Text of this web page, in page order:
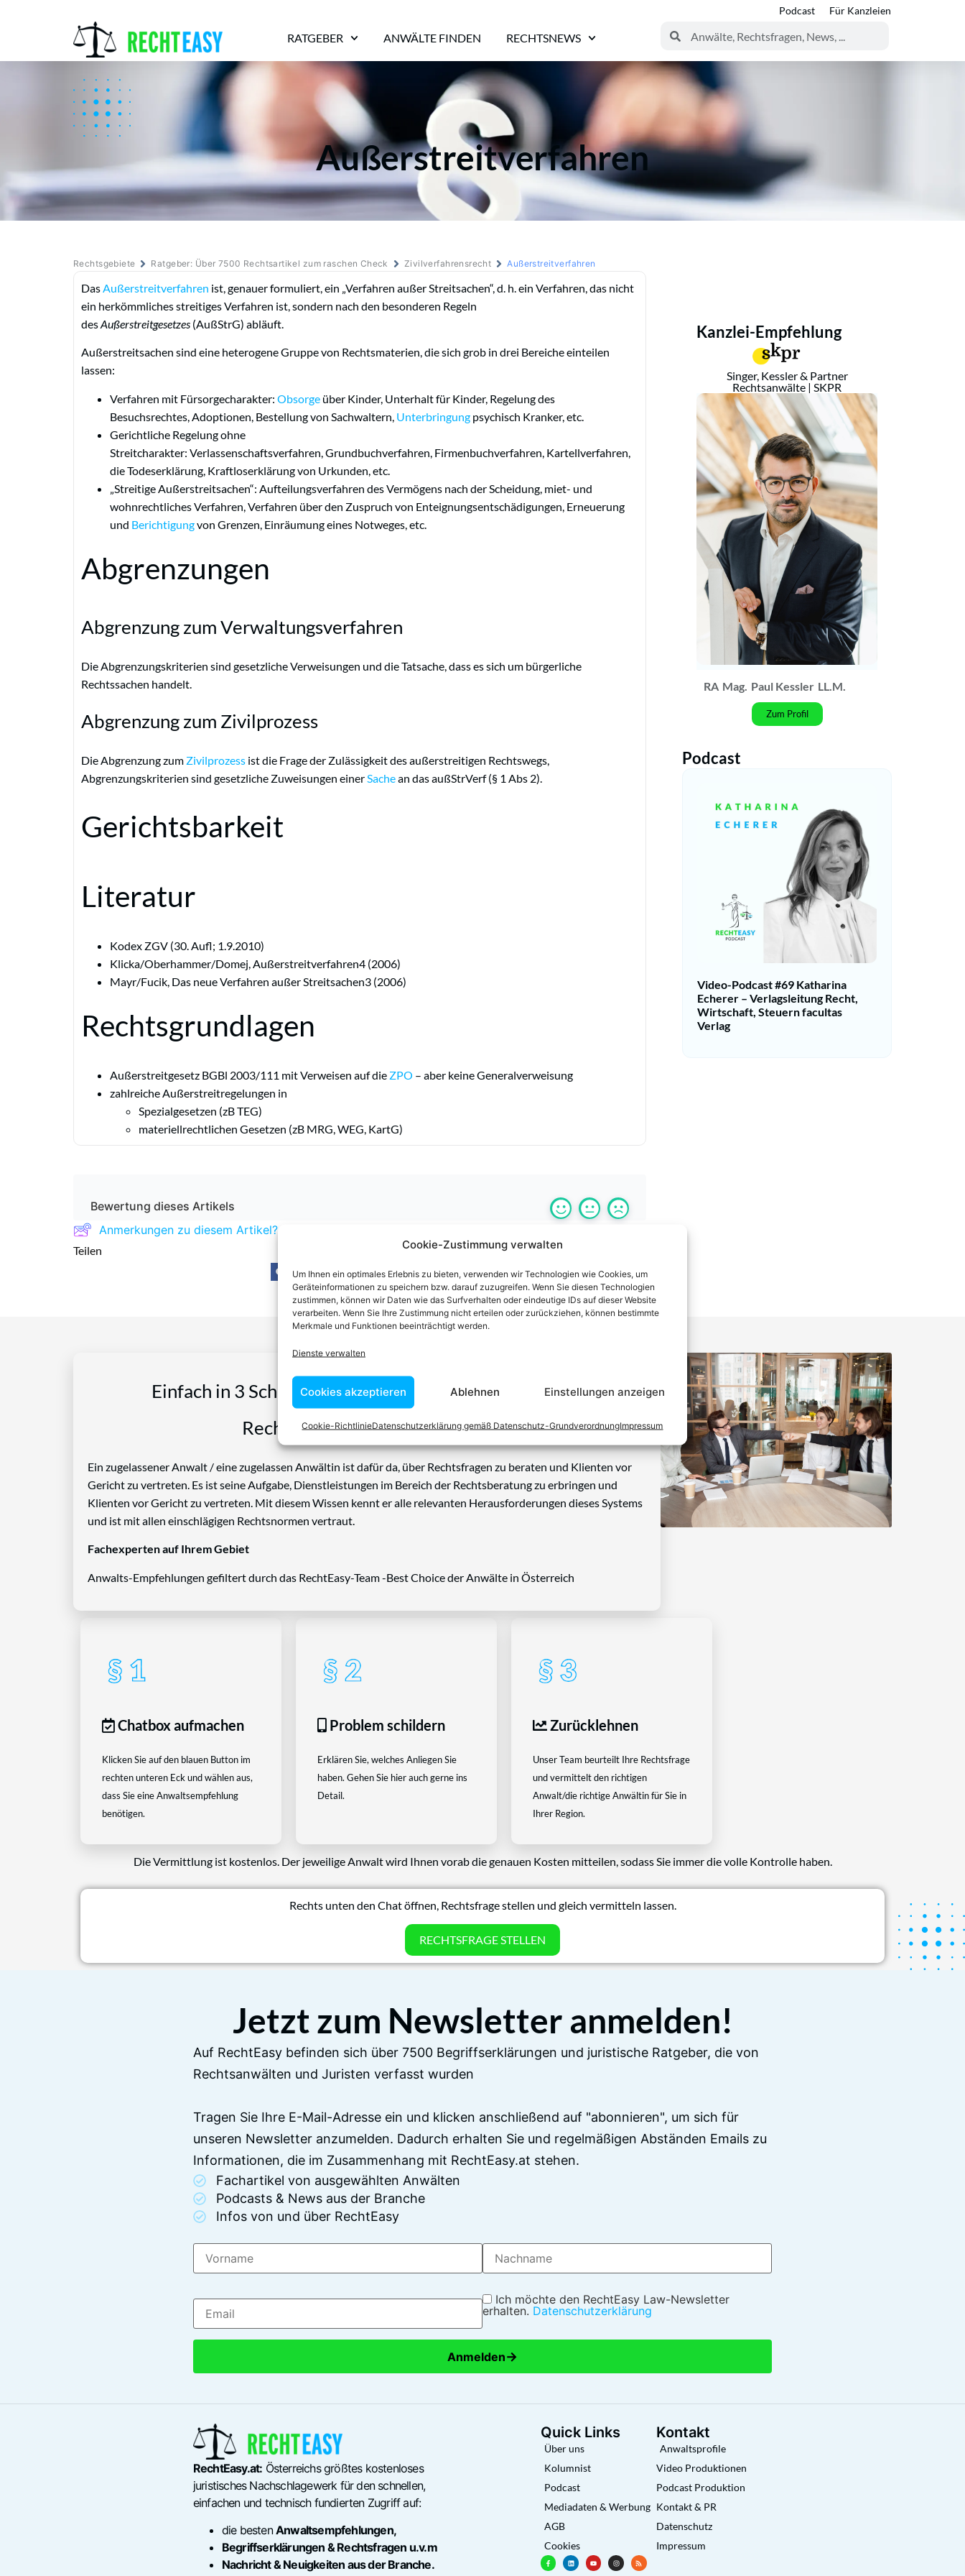
Cookie-Zustimmung verwalten
Um Ihnen ein optimales Erlebnis zu bieten, verwenden wir Technologien wie Cookies, um
Geräteinformationen zu speichern bzw. darauf zuzugreifen. Wenn Sie diesen Technologien
zustimmen, können wir Daten wie das Surfverhalten oder eindeutige IDs auf dieser Website
verarbeiten. Wenn Sie Ihre Zustimmung nicht erteilen oder zurückziehen, können bestimmte
Merkmale und Funktionen beeinträchtigt werden.
Dienste verwalten
Cookies akzeptieren Ablehnen Einstellungen anzeigen
Cookie-RichtlinieDatenschutzerklärung gemäß Datenschutz-GrundverordnungImpressum
Podcast Für Kanzleien
RATGEBER ANWÄLTE FINDEN RECHTSNEWS
Außerstreitverfahren
Rechtsgebiete Ratgeber: Über 7500 Rechtsartikel zum raschen Check Zivilverfahrensrecht Außerstreitverfahren
Das Außerstreitverfahren ist, genauer formuliert, ein „Verfahren außer Streitsachen“, d. h. ein Verfahren, das nicht
ein herkömmliches streitiges Verfahren ist, sondern nach den besonderen Regeln
desAußerstreitgesetzes (AußStrG) abläuft.
Außerstreitsachen sind eine heterogene Gruppe von Rechtsmaterien, die sich grob in drei Bereiche einteilen
lassen:
Verfahren mit Fürsorgecharakter: Obsorge über Kinder, Unterhalt für Kinder, Regelung des
Besuchsrechtes, Adoptionen, Bestellung von Sachwaltern, Unterbringung psychisch Kranker, etc.
Gerichtliche Regelung ohne
Streitcharakter: Verlassenschaftsverfahren, Grundbuchverfahren, Firmenbuchverfahren, Kartellverfahren,
die Todeserklärung, Kraftloserklärung von Urkunden, etc.
„Streitige Außerstreitsachen“: Aufteilungsverfahren des Vermögens nach der Scheidung, miet- und
wohnrechtliches Verfahren, Verfahren über den Zuspruch von Enteignungsentschädigungen, Erneuerung
und Berichtigungvon Grenzen, Einräumung eines Notweges, etc.
Abgrenzungen
Abgrenzung zum Verwaltungsverfahren
Die Abgrenzungskriterien sind gesetzliche Verweisungen und die Tatsache, dass es sich um bürgerliche
Rechtssachen handelt.
Abgrenzung zum Zivilprozess
Die Abgrenzung zum Zivilprozess ist die Frage der Zulässigkeit des außerstreitigen Rechtswegs,
Abgrenzungskriterien sind gesetzliche Zuweisungen einerSachean das außStrVerf (§ 1 Abs 2).
Gerichtsbarkeit
Literatur
Kodex ZGV (30. Aufl; 1.9.2010)
Klicka/Oberhammer/Domej, Außerstreitverfahren4 (2006)
Mayr/Fucik, Das neue Verfahren außer Streitsachen3 (2006)
Rechtsgrundlagen
Außerstreitgesetz BGBl 2003/111 mit Verweisen auf die ZPO – aber keine Generalverweisung
zahlreiche Außerstreitregelungen in
Spezialgesetzen (zB TEG)
materiellrechtlichen Gesetzen (zB MRG, WEG, KartG)
Bewertung dieses Artikels
Anmerkungen zu diesem Artikel?
Teilen
Kanzlei-Empfehlung
Singer, Kessler & Partner
Rechtsanwälte | SKPR
RA Mag. Paul Kessler LL.M.
Zum Profil
Podcast
Video-Podcast #69 Katharina
Echerer – Verlagsleitung Recht,
Wirtschaft, Steuern facultas
Verlag
Einfach in 3 Schritten einen Anwalt finden, der auf Ihr
Rechtsproblem spezialisiert ist
Ein zugelassener Anwalt / eine zugelassen Anwältin ist dafür da, über Rechtsfragen zu beraten und Klienten vor
Gericht zu vertreten. Es ist seine Aufgabe, Dienstleistungen im Bereich der Rechtsberatung zu erbringen und
Klienten vor Gericht zu vertreten. Mit diesem Wissen kennt er alle relevanten Herausforderungen dieses Systems
und ist mit allen einschlägigen Rechtsnormen vertraut.
Fachexperten auf Ihrem Gebiet
Anwalts-Empfehlungen gefiltert durch das RechtEasy-Team -Best Choice der Anwälte in Österreich
Chatbox aufmachen
Klicken Sie auf den blauen Button im
rechten unteren Eck und wählen aus,
dass Sie eine Anwaltsempfehlung
benötigen.
Problem schildern
Erklären Sie, welches Anliegen Sie
haben. Gehen Sie hier auch gerne ins
Detail.
Zurücklehnen
Unser Team beurteilt Ihre Rechtsfrage
und vermittelt den richtigen
Anwalt/die richtige Anwältin für Sie in
Ihrer Region.
Die Vermittlung ist kostenlos. Der jeweilige Anwalt wird Ihnen vorab die genauen Kosten mitteilen, sodass Sie immer die volle Kontrolle haben.
Rechts unten den Chat öffnen, Rechtsfrage stellen und gleich vermitteln lassen.
RECHTSFRAGE STELLEN
Jetzt zum Newsletter anmelden!
Auf RechtEasy befinden sich über 7500 Begriffserklärungen und juristische Ratgeber, die von
Rechtsanwälten und Juristen verfasst wurden
Tragen Sie Ihre E-Mail-Adresse ein und klicken anschließend auf "abonnieren", um sich für
unseren Newsletter anzumelden. Dadurch erhalten Sie und regelmäßigen Abständen Emails zu
Informationen, die im Zusammenhang mit RechtEasy.at stehen.
Fachartikel von ausgewählten Anwälten
Podcasts & News aus der Branche
Infos von und über RechtEasy
Ich möchte den RechtEasy Law-Newsletter
erhalten. Datenschutzerklärung
Anmelden→
RechtEasy.at: Österreichs größtes kostenloses
juristisches Nachschlagewerk für den schnellen,
einfachen und technisch fundierten Zugriff auf:
die bestenAnwaltsempfehlungen,
Begriffserklärungen & Rechtsfragen u.v.m
Nachricht & Neuigkeiten aus der Branche.
Quick Links
Über uns
Kolumnist
Podcast
Mediadaten & Werbung
AGB
Cookies
Kontakt
Anwaltsprofile
Video Produktionen
Podcast Produktion
Kontakt & PR
Datenschutz
Impressum
Alle Anwälte